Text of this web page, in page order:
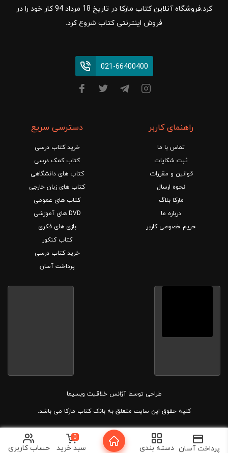
کرد.فروشگاه آنلاین کتاب مارکا در تاریخ 18 مرداد 94 کار خود را در
فروش اینترنتی کتاب شروع کرد.
021-66400400
راهنمای کاربر
تماس با ما
ثبت شکایات
قوانین و مقررات
نحوه ارسال
مارکا بلاگ
درباره ما
حریم خصوصی کاربر
دسترسی سریع
خرید کتاب درسی
کتاب کمک درسی
کتاب های دانشگاهی
کتاب های زبان خارجی
کتاب های عمومی
DVD های آموزشی
بازی های فکری
کتاب کنکور
خرید کتاب درسی
پرداخت آسان
طراحی توسطآژانس خلاقیت وبسیما
کلیه حقوق این سایت متعلق به بانک کتاب مارکا می باشد.
پرداخت آسان دسته بندی
0
سبد خرید حساب کاربری